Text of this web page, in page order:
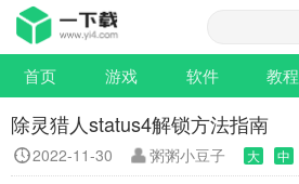
首页 游戏 软件 教程
除灵猎人status4解锁方法指南
2022-11-30 粥粥小豆子 大 中